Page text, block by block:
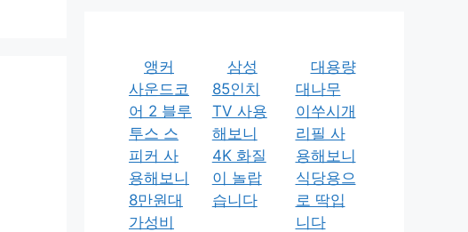
앵커
사운드코
어 2 블루
투스 스
피커 사
용해보니
8만원대
가성비
삼성
85인치
TV 사용
해보니
4K 화질
이 놀랍
습니다
대용량
대나무
이쑤시개
리필 사
용해보니
식당용으
로 딱입
니다